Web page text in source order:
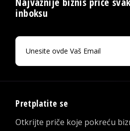
inboksu
Pretplatite se
Otkrijte priče koje pokreću